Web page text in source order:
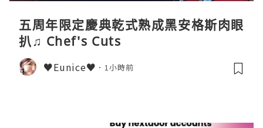
五周年限定慶典乾式熟成黑安格斯肉眼
扒♫ Chef's Cuts
♥Eunice♥ 1小時前